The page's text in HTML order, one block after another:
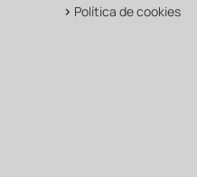
> Política de cookies